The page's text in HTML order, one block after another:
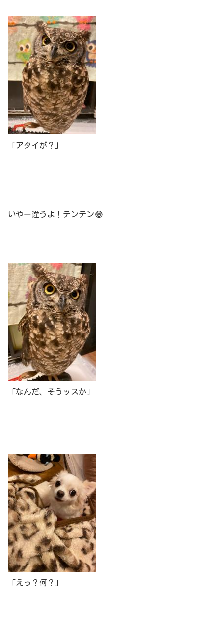
「アタイが？」
いやー違うよ！テンテン😂
「なんだ、そうッスか」
「えっ？何？」